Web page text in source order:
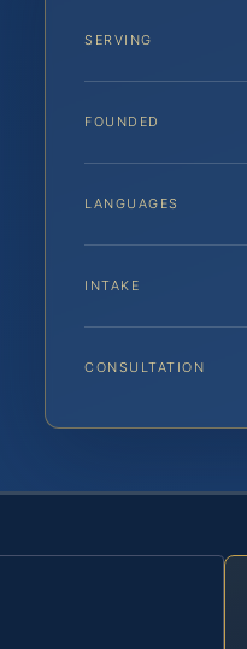
SERVING
FOUNDED
LANGUAGES
INTAKE
CONSULTATION